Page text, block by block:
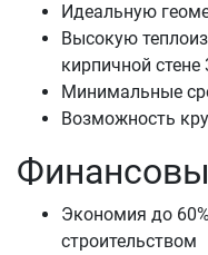
Идеальную
Высокую
кирпичной стене
Минимальные
Возможность
Экономия до
строительством